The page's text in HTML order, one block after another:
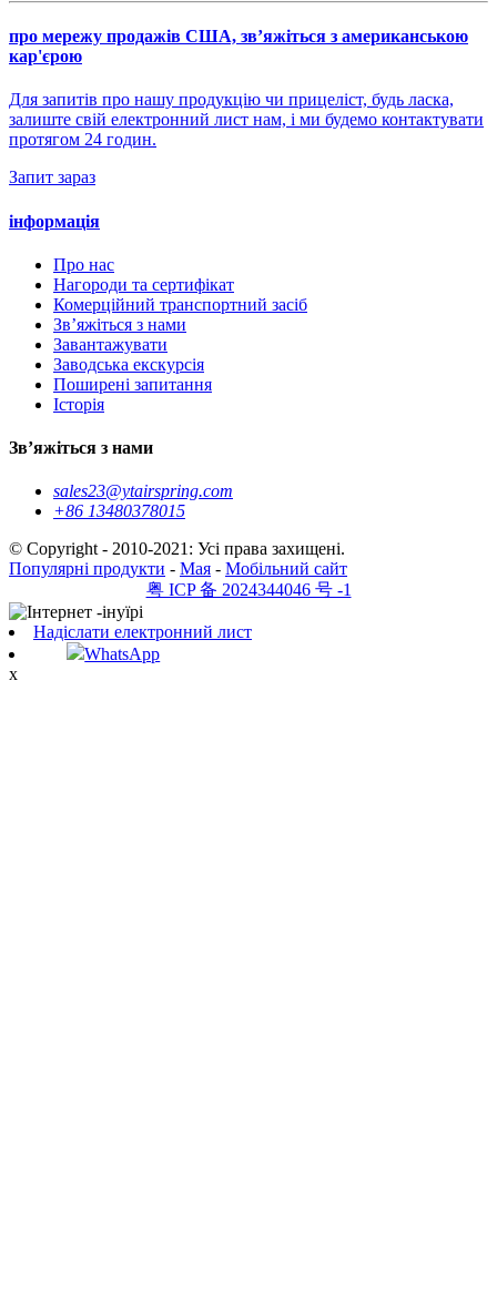
про мережу продажів США, зв’яжіться з американською
кар'єрою
Для запитів про нашу продукцію чи прицеліст, будь ласка,
залиште свій електронний лист нам, і ми будемо контактувати
протягом 24 годин.
Запит зараз
інформація
Про нас
Нагороди та сертифікат
Комерційний транспортний засіб
Зв’яжіться з нами
Завантажувати
Заводська екскурсія
Поширені запитання
Історія
Зв’яжіться з нами
sales23@ytairspring.com
+86 13480378015
© Copyright - 2010-2021: Усі права захищені.
Популярні продукти - Мая - Мобільний сайт
粤 ICP 备 2024344046 号 -1
Надіслати електронний лист
WhatsApp
x